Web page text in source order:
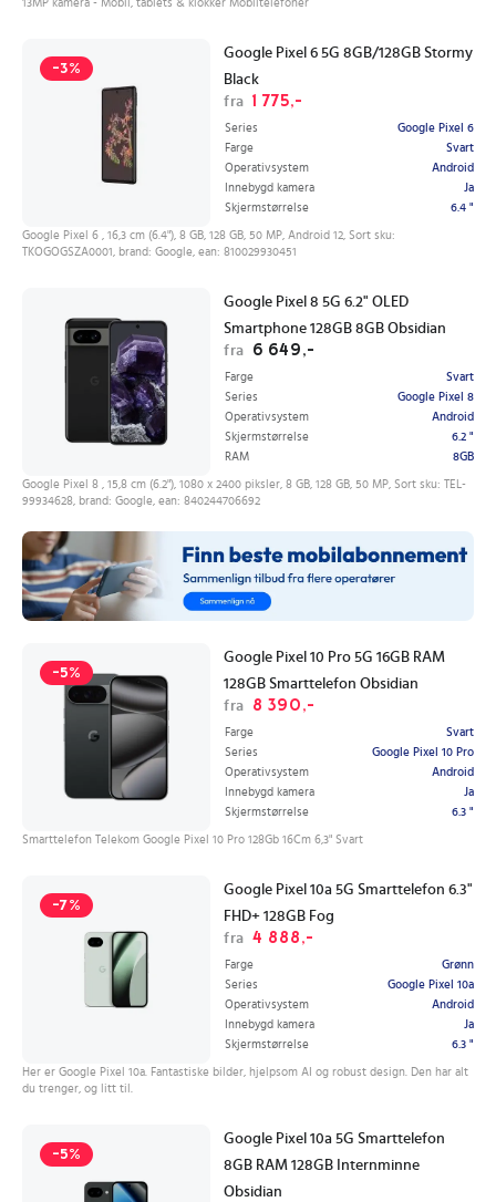
13MP kamera - Mobil, tablets & klokker Mobiltelefoner
-3%
Google Pixel 6 5G 8GB/128GB Stormy
Black
fra 1 775,-
Series
Google Pixel 6
Farge
Svart
Operativsystem
Android
Innebygd kamera
Ja
Skjermstørrelse
6.4 "
Google Pixel 6 , 16,3 cm (6.4"), 8 GB, 128 GB, 50 MP, Android 12, Sort sku:
TKOGOGSZA0001, brand: Google, ean: 810029930451
Google Pixel 8 5G 6.2" OLED
Smartphone 128GB 8GB Obsidian
fra
6 649,-
Farge
Svart
Series
Google Pixel 8
Operativsystem
Android
Skjermstørrelse
6.2 "
RAM
8GB
Google Pixel 8 , 15,8 cm (6.2"), 1080 x 2400 piksler, 8 GB, 128 GB, 50 MP, Sort sku: TEL-
99934628, brand: Google, ean: 840244706692
-5%
Google Pixel 10 Pro 5G 16GB RAM
128GB Smarttelefon Obsidian
fra
8 390,-
Farge
Svart
Series
Google Pixel 10 Pro
Operativsystem
Android
Innebygd kamera
Ja
Skjermstørrelse
6.3 "
Smarttelefon Telekom Google Pixel 10 Pro 128Gb 16Cm 6,3" Svart
-7%
Google Pixel 10a 5G Smarttelefon 6.3"
FHD+ 128GB Fog
fra 4 888,-
Farge
Grønn
Series
Google Pixel 10a
Operativsystem
Android
Innebygd kamera
Ja
Skjermstørrelse
6.3 "
Her er Google Pixel 10a. Fantastiske bilder, hjelpsom AI og robust design. Den har alt
du trenger, og litt til.
-5%
Google Pixel 10a 5G Smarttelefon
8GB RAM 128GB Internminne
Obsidian